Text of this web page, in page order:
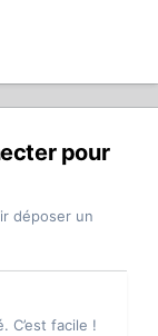
pour
déposer un
C’est facile !